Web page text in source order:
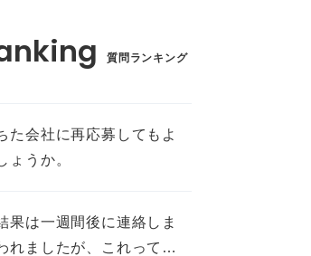
質問ランキング
た会社に再応募してもよ
ょうか。
果は一週間後に連絡しま
れましたが、これって不